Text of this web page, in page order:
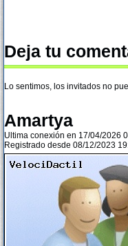
Deja tu
Lo sentimos, los invitados no
Amartya
Ultima conexión en 17/04/2026
Registrado desde 08/12/2023